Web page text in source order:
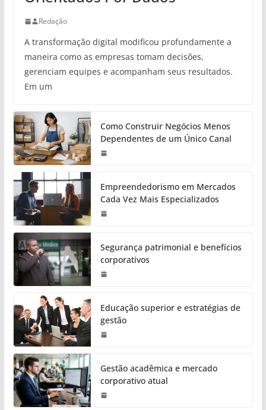
Redação
A transformação digital modificou profundamente a
maneira como as empresas tomam decisões,
gerenciam equipes e acompanham seus resultados.
Em um
Como Construir Negócios Menos
Dependentes de um Único Canal
Empreendedorismo em Mercados
Cada Vez Mais Especializados
Segurança patrimonial e benefícios
corporativos
Educação superior e estratégias de
gestão
Gestão acadêmica e mercado
corporativo atual